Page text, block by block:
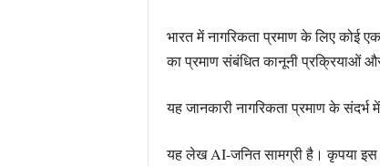
भारत में नागरिकता प्रमाण के लिए कोई
का प्रमाण संबंधित कानूनी प्रक्रियाओं
यह जानकारी नागरिकता प्रमाण के
यह लेख AI-जनित सामग्री है। कृपया इस